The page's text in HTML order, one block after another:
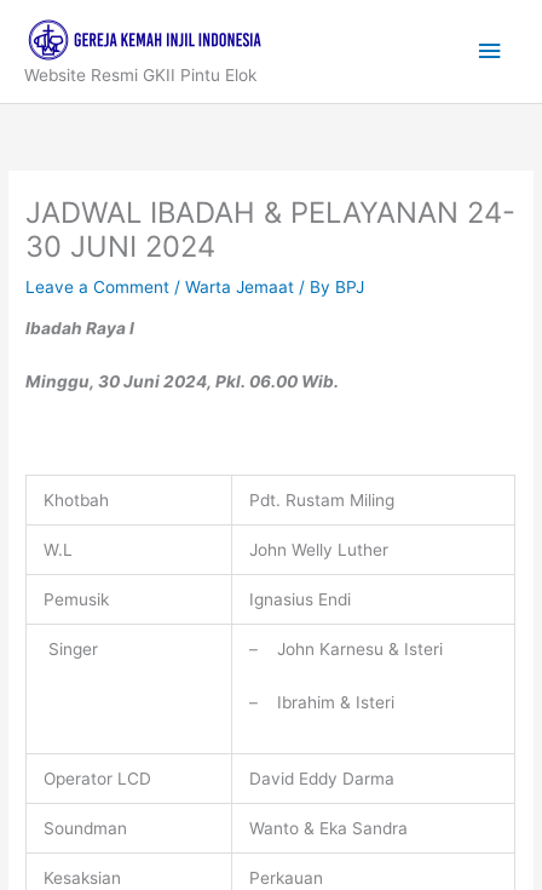
content
Website Resmi GKII Pintu Elok
Main
JADWAL IBADAH & PELAYANAN 24-
30 JUNI 2024
Leave a Comment /Warta Jemaat / By BPJ
Ibadah Raya I
Minggu, 30 Juni 2024, Pkl. 06.00 Wib.
Khotbah Pdt. Rustam Miling
W.L John Welly Luther
Pemusik Ignasius Endi
Singer – John Karnesu & Isteri
– Ibrahim & Isteri
Operator LCD David Eddy Darma
Soundman Wanto & Eka Sandra
Kesaksian Perkauan